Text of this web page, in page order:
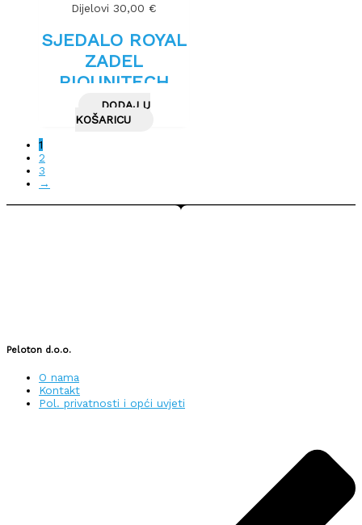
Dijelovi 30,00 €
SJEDALO ROYAL
ZADEL
RIOUNITECH
MODERATE MET
HANDVAT
DODAJ U
KOŠARICU
1
2
3
→
Peloton d.o.o.
O nama
Kontakt
Pol. privatnosti i opći uvjeti